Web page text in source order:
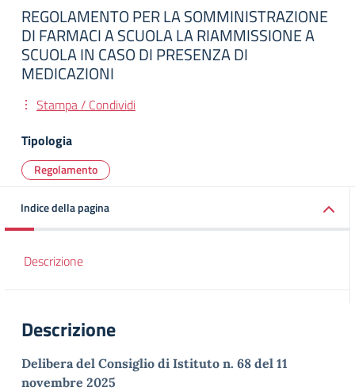
REGOLAMENTO PER LA SOMMINISTRAZIONE
DI FARMACI A SCUOLA LA RIAMMISSIONE A
SCUOLA IN CASO DI PRESENZA DI
MEDICAZIONI
Stampa / Condividi
Tipologia
Regolamento
Indice della pagina
Descrizione
Descrizione
Delibera del Consiglio di Istituto n. 68 del 11
novembre 2025